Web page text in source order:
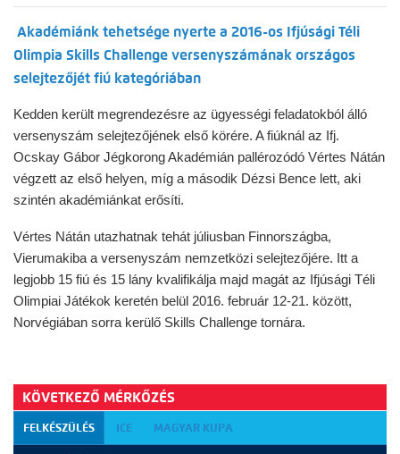
Akadémiánk tehetsége nyerte a 2016-os Ifjúsági Téli
Olimpia Skills Challenge versenyszámának országos
selejtezőjét fiú kategóriában
Kedden került megrendezésre az ügyességi feladatokból álló
versenyszám selejtezőjének első körére. A fiúknál az Ifj.
Ocskay Gábor Jégkorong Akadémián pallérozódó Vértes Nátán
végzett az első helyen, míg a második Dézsi Bence lett, aki
szintén akadémiánkat erősíti.
Vértes Nátán utazhatnak tehát júliusban Finnországba,
Vierumakiba a versenyszám nemzetközi selejtezőjére. Itt a
legjobb 15 fiú és 15 lány kvalifikálja majd magát az Ifjúsági Téli
Olimpiai Játékok keretén belül 2016. február 12-21. között,
Norvégiában sorra kerülő Skills Challenge tornára.
KÖVETKEZŐ MÉRKŐZÉS
FELKÉSZÜLÉS ICE MAGYAR KUPA